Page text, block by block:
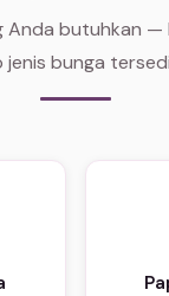
Anda butuhkan —
jenis bunga